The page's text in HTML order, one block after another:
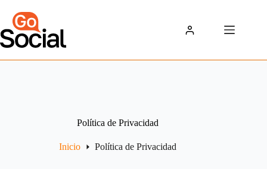
contenido
Política de Privacidad
Inicio Política de Privacidad